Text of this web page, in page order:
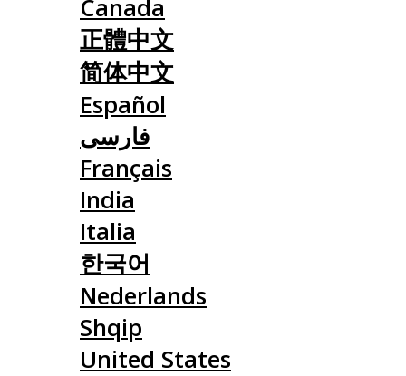
Canada
正體中文
简体中文
Español
فارسی
Français
India
Italia
한국어
Nederlands
Shqip
United States